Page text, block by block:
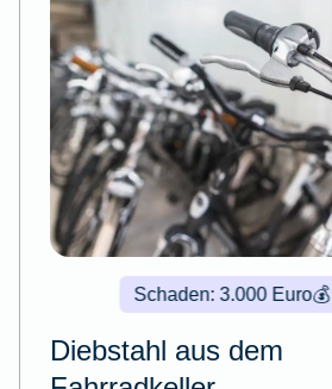
💰
Schaden: 3.000 Euro
Diebstahl aus dem